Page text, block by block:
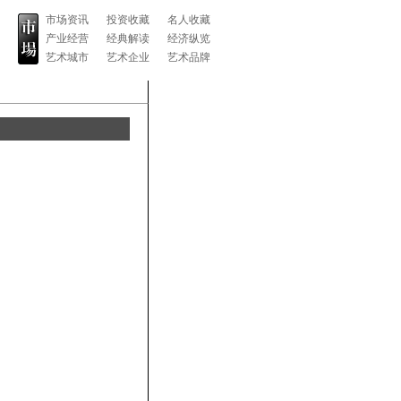
市场资讯
产业经营
艺术城市
投资收藏
经典解读
艺术企业
名人收藏
经济纵览
艺术品牌